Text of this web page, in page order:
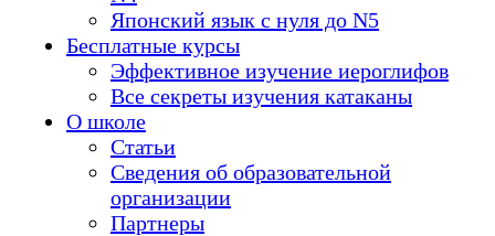
Японский язык с нуля до N5
Бесплатные курсы
Эффективное изучение иероглифов
Все секреты изучения катаканы
О школе
Статьи
Сведения об образовательной
организации
Партнеры